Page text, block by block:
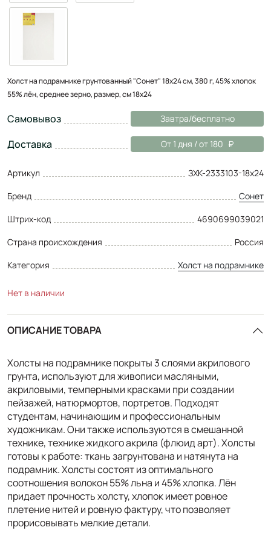
Холст на подрамнике грунтованный "Сонет" 18х24 см, 380 г, 45% хлопок
55% лён, среднее зерно, размер, см 18х24
Самовывоз Завтра/бесплатно
Доставка От 1 дня / от 180
Артикул
ЗХК-2333103-18х24
Бренд
Сонет
Штрих-код
4690699039021
Страна происхождения
Россия
Категория
Холст на подрамнике
Нет в наличии
ОПИСАНИЕ ТОВАРА
Холсты на подрамнике покрыты 3 слоями акрилового
грунта, используют для живописи масляными,
акриловыми, темперными красками при создании
пейзажей, натюрмортов, портретов. Подходят
студентам, начинающим и профессиональным
художникам. Они также используются в смешанной
технике, технике жидкого акрила (флюид арт). Холсты
готовы к работе: ткань загрунтована и натянута на
подрамник. Холсты состоят из оптимального
соотношения волокон 55% льна и 45% хлопка. Лён
придает прочность холсту, хлопок имеет ровное
плетение нитей и ровную фактуру, что позволяет
прорисовывать мелкие детали.